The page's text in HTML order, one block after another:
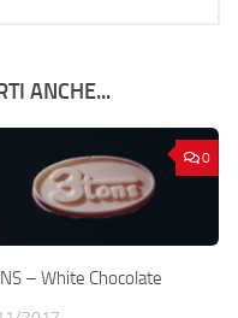
ANCHE...
0
– White Chocolate